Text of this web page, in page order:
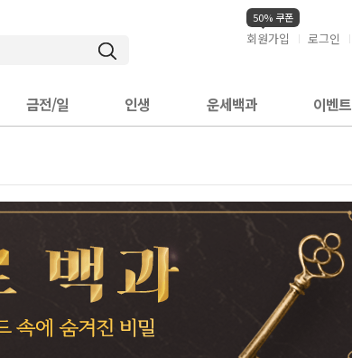
50% 쿠폰
회원가입 로그인
금전/일 인생 운세백과 이벤트